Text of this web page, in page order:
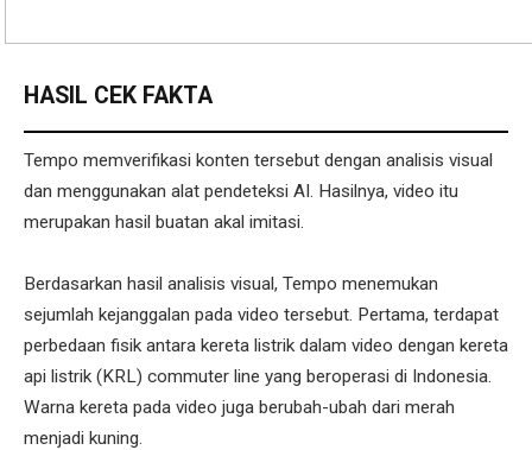
HASIL CEK FAKTA
Tempo memverifikasi konten tersebut dengan analisis visual
dan menggunakan alat pendeteksi AI. Hasilnya, video itu
merupakan hasil buatan akal imitasi.
Berdasarkan hasil analisis visual, Tempo menemukan
sejumlah kejanggalan pada video tersebut. Pertama, terdapat
perbedaan fisik antara kereta listrik dalam video dengan kereta
api listrik (KRL) commuter line yang beroperasi di Indonesia.
Warna kereta pada video juga berubah-ubah dari merah
menjadi kuning.